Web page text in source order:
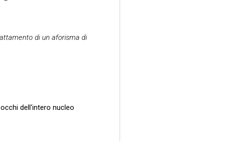
di un aforisma di
dell'intero nucleo